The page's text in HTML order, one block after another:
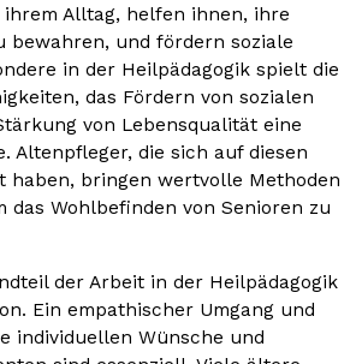
Alltag, helfen ihnen, ihre
bewahren, und fördern soziale
in der Heilpädagogik spielt die
das Fördern von sozialen
von Lebensqualität eine
Altenpfleger, die sich auf diesen
haben, bringen wertvolle Methoden
das Wohlbefinden von Senioren zu
der Arbeit in der Heilpädagogik
Ein empathischer Umgang und
individuellen Wünsche und